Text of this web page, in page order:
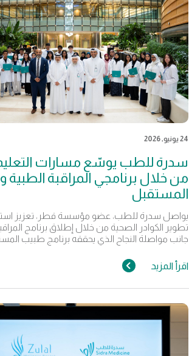
24 يونيو, 2026
سدرة للطب يوسّع مسارات
من خلال برنامجي المراقبة
المستقبل
يواصل سدرة للطب، عضو مؤسسة قطر، تعزيز
تطوير الكوادر الصحية من خلال إطلاق برنامج
جانب مواصلة النجاح الذي يحققه برنامج طبيب
اقرأ المزيد